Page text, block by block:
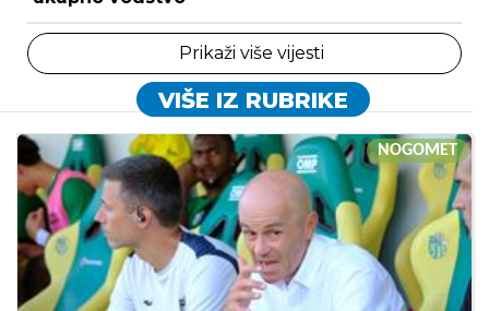
Prikaži više vijesti
VIŠE IZ RUBRIKE
NOGOMET